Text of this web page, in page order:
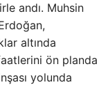
andı. Muhsin
altında
ön planda
yolunda